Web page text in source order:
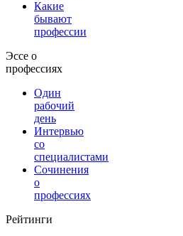
Какие
бывают
профессии
Эссе о
профессиях
Один
рабочий
день
Интервью
со
специалистами
Сочинения
о
профессиях
Рейтинги